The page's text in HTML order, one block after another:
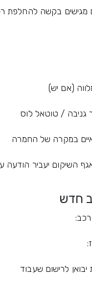
(אם יש)
גניבה / טוטאל לוס
במקרה של החמרה
השיקום יעביר
חדש
לרישום שעבוד